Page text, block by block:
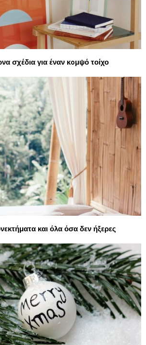
σχέδια για έναν κoμψό τοίχο
και όλα όσα δεν ήξερες